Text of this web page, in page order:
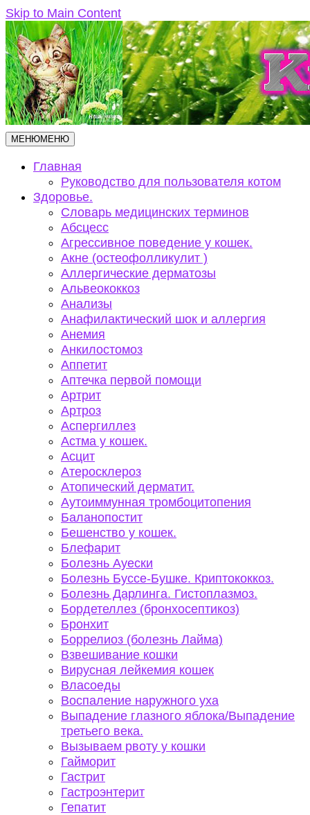
Skip to Main Content
МЕНЮМЕНЮ
Главная
Руководство для пользователя котом
Здоровье.
Словарь медицинских терминов
Абсцесс
Агрессивное поведение у кошек.
Акне (остеофолликулит )
Аллергические дерматозы
Альвеококкоз
Анализы
Анафилактический шок и аллергия
Анемия
Анкилостомоз
Аппетит
Аптечка первой помощи
Артрит
Артроз
Аспергиллез
Астма у кошек.
Асцит
Атеросклероз
Атопический дерматит.
Аутоиммунная тромбоцитопения
Баланопостит
Бешенство у кошек.
Блефарит
Болезнь Ауески
Болезнь Буссе-Бушке. Криптококкоз.
Болезнь Дарлинга. Гистоплазмоз.
Бордетеллез (бронхосептикоз)
Бронхит
Боррелиоз (болезнь Лайма)
Взвешивание кошки
Вирусная лейкемия кошек
Власоеды
Воспаление наружного уха
Выпадение глазного яблока/Выпадение
третьего века.
Вызываем рвоту у кошки
Гайморит
Гастрит
Гастроэнтерит
Гепатит